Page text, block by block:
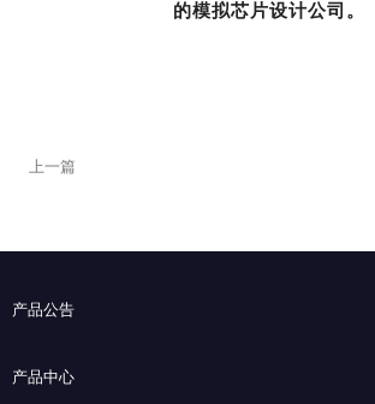
的模拟芯片设计公司。
上一篇
产品公告
产品中心